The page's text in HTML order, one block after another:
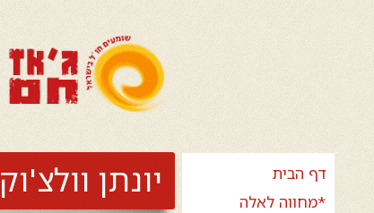
דף הבית
*מחווה לאלה
יונתן וולצ'וק